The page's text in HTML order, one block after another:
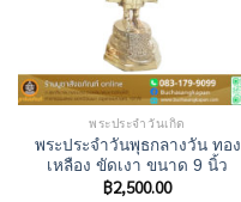
พระประจำวันเกิด
พระประจำวันพุธกลางวัน ทอง
เหลือง ขัดเงา ขนาด 9 นิ้ว
฿2,500.00